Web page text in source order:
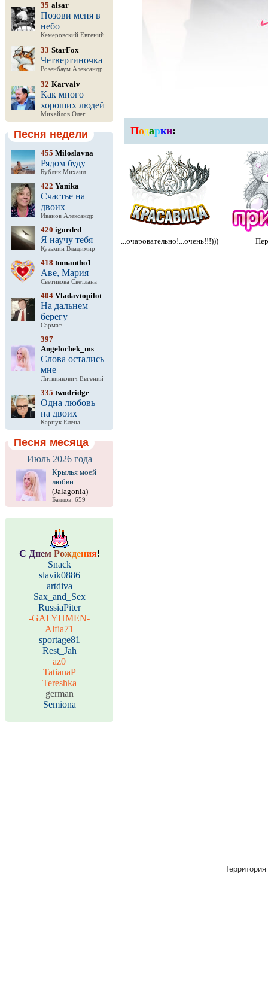
35 alsar
Позови меня в
небо
Кемеровский Евгений
33 StarFox
Четвертиночка
Розенбаум Александр
32 Karvaiv
Как много
хороших людей
Михайлов Олег
Песня недели
455 Miloslavna
Рядом буду
Бублик Михаил
422 Yanika
Счастье на
двоих
Иванов Александр
420 igorded
Я научу тебя
Кузьмин Владимир
418 tumantho1
Аве, Мария
Светикова Светлана
404 Vladavtopilot
На дальнем
берегу
Сармат
397
Angelochek_ms
Слова остались
мне
Литвинкович Евгений
335 twodridge
Одна любовь
на двоих
Карпук Елена
Песня месяца
Июль 2026 года
Крылья моей
любви
(Jalagonia)
Баллов: 659
С Днем Рождения!
Snack
slavik0886
artdiva
Sax_and_Sex
RussiaPiter
-GALYHMEN-
Alfia71
sportage81
Rest_Jah
az0
TatianaP
Tereshka
german
Semiona
Подарки:
...очаровательно!...очень!!!)))